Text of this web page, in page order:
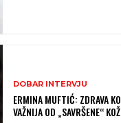
DOBAR INTERVJU
ERMINA MUFTIĆ: ZDRAVA
VAŽNIJA OD „SAVRŠENE“